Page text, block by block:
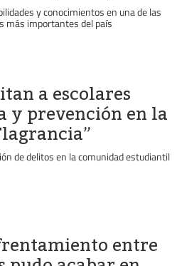
y conocimientos en una de las
más importantes del país
a escolares
y prevención en la
de delitos en la comunidad estudiantil
entre